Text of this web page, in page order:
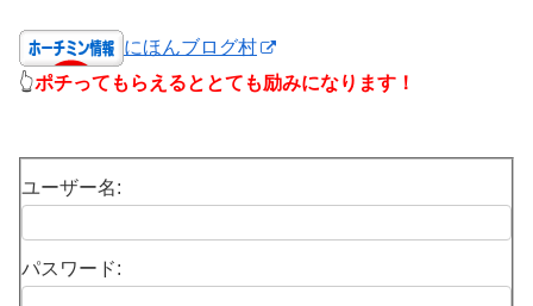
にほんブログ村
👆ポチってもらえるととても励みになります！
ユーザー名:
パスワード: